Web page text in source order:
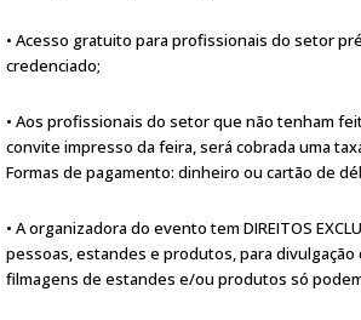
• Acesso gratuito para profissionais do setor
credenciado;
• Aos profissionais do setor que não tenham
convite impresso da feira, será cobrada uma
Formas de pagamento: dinheiro ou cartão de
• A organizadora do evento tem DIREITOS
pessoas, estandes e produtos, para
filmagens de estandes e/ou produtos só